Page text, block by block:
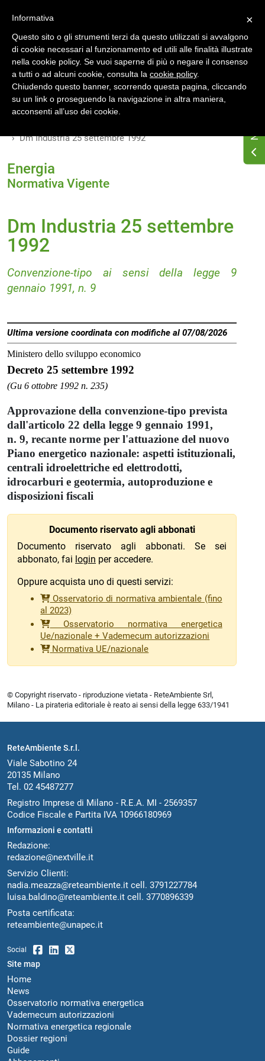
Home
Osservatorio di normativa energetica
Normativa energetica nazionale
Dm Industria 25 settembre 1992
Energia
Normativa Vigente
Dm Industria 25 settembre
1992
Convenzione-tipo ai sensi della legge 9
gennaio 1991, n. 9
Ultima versione coordinata con modifiche al 07/08/2026
Ministero dello sviluppo economico
Decreto 25 settembre 1992
(Gu 6 ottobre 1992 n. 235)
Approvazione della convenzione-tipo prevista
dall'articolo 22 della legge 9 gennaio 1991,
n. 9, recante norme per l'attuazione del nuovo
Piano energetico nazionale: aspetti istituzionali,
centrali idroelettriche ed elettrodotti,
idrocarburi e geotermia, autoproduzione e
disposizioni fiscali
Documento riservato agli abbonati
Documento riservato agli abbonati. Se sei
abbonato, fai login per accedere.
Oppure acquista uno di questi servizi:
Osservatorio di normativa ambientale (fino
al 2023)
Osservatorio normativa energetica
Ue/nazionale + Vademecum autorizzazioni
Normativa UE/nazionale
© Copyright riservato - riproduzione vietata - ReteAmbiente Srl,
Milano - La pirateria editoriale è reato ai sensi della legge 633/1941
ReteAmbiente S.r.l.
Viale Sabotino 24
20135 Milano
Tel. 02 45487277
Registro Imprese di Milano - R.E.A. MI - 2569357
Codice Fiscale e Partita IVA 10966180969
Informazioni e contatti
Redazione:
redazione@nextville.it
Servizio Clienti:
nadia.meazza@reteambiente.it cell. 3791227784
luisa.baldino@reteambiente.it cell. 3770896339
Posta certificata:
reteambiente@unapec.it
Social
Site map
Home
News
Osservatorio normativa energetica
Vademecum autorizzazioni
Normativa energetica regionale
Dossier regioni
Guide
×
Informativa
Questo sito o gli strumenti terzi da questo utilizzati si avvalgono
di cookie necessari al funzionamento ed utili alle finalità illustrate
nella cookie policy. Se vuoi saperne di più o negare il consenso
a tutti o ad alcuni cookie, consulta la cookie policy.
Chiudendo questo banner, scorrendo questa pagina, cliccando
su un link o proseguendo la navigazione in altra maniera,
acconsenti all’uso dei cookie.